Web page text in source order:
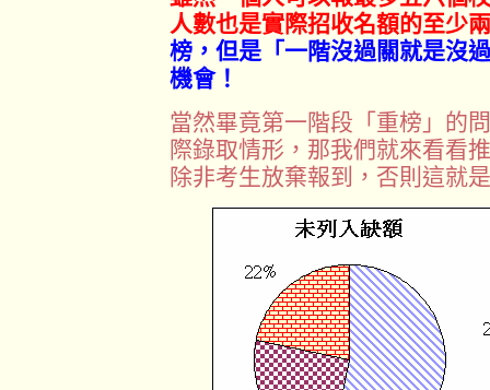
人數也是實際招收名額的至少
榜，但是「一階沒過關就是沒
機會！
當然畢竟第一階段「重榜」的
際錄取情形，那我們就來看看
除非考生放棄報到，否則這就